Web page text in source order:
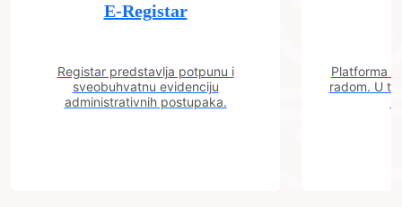
E-Registar
Registar predstavlja potpunu i
sveobuhvatnu evidenciju
administrativnih postupaka.
Platforma
radom. U